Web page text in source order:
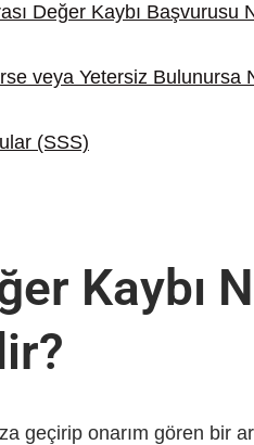
Değer Kaybı Başvurusu
veya Yetersiz Bulunursa
(SSS)
Kaybı
geçirip onarım gören bir